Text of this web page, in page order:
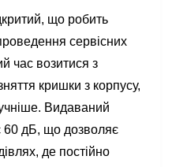
що робить
сервісних
час возитися з
кришки з корпусу,
Видаваний
60 дБ, що дозволяє
де постійно